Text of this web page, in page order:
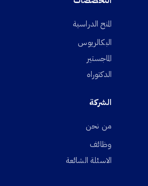
المنح الدراسية
البكالريوس
الماجستير
الدكتوراه
الشركة
من نحن
وظائف
الاسئلة الشائعة